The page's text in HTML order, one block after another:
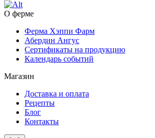
О ферме
Ферма Хэппи Фарм
Абердин Ангус
Сертификаты на продукцию
Календарь событий
Магазин
Доставка и оплата
Рецепты
Блог
Контакты